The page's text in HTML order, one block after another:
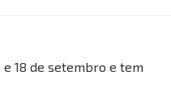
18 de setembro e tem